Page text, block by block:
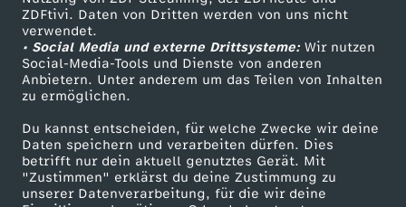
ZDFtivi. Daten von Dritten werden von uns nicht
verwendet.
• Social Media und externe Drittsysteme:Wir nutzen
Social-Media-Tools und Dienste von anderen
Anbietern. Unter anderem um das Teilen von Inhalten
zu ermöglichen.
Du kannst entscheiden, für welche Zwecke wir deine
Daten speichern und verarbeiten dürfen. Dies
betrifft nur dein aktuell genutztes Gerät. Mit
"Zustimmen" erklärst du deine Zustimmung zu
unserer Datenverarbeitung, für die wir deine
e
k
r
e
t
ZDF Unternehmen
Karriere
ZDF goes Schule
Werbefernsehen
Mainzelmännchen